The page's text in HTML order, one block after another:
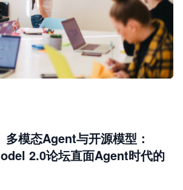
多模态Agent与开源模型：
2.0论坛直面Agent时代的